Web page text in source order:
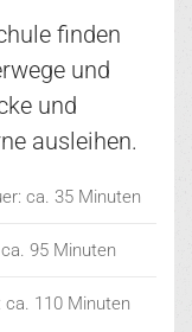
finden
und
und
ausleihen.
ca. 35 Minuten
95 Minuten
ca. 110 Minuten